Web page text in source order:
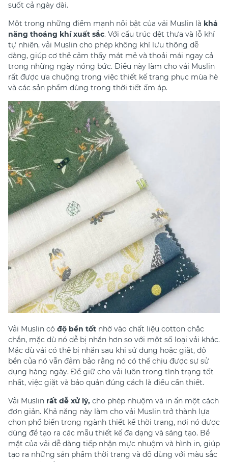
suốt cả ngày dài.
Một trong những điểm mạnh nổi bật của vải Muslin là khả
năng thoáng khí xuất sắc. Với cấu trúc dệt thưa và lỗ khí
tự nhiên, vải Muslin cho phép không khí lưu thông dễ
dàng, giúp cơ thể cảm thấy mát mẻ và thoải mái ngay cả
trong những ngày nóng bức. Điều này làm cho vải Muslin
rất được ưa chuộng trong việc thiết kế trang phục mùa hè
và các sản phẩm dùng trong thời tiết ấm áp.
Vải Muslin có độ bền tốt nhờ vào chất liệu cotton chắc
chắn, mặc dù nó dễ bị nhăn hơn so với một số loại vải khác.
Mặc dù vải có thể bị nhăn sau khi sử dụng hoặc giặt, độ
bền của nó vẫn đảm bảo rằng nó có thể chịu được sự sử
dụng hàng ngày. Để giữ cho vải luôn trong tình trạng tốt
nhất, việc giặt và bảo quản đúng cách là điều cần thiết.
Vải Muslin rất dễ xử lý, cho phép nhuộm và in ấn một cách
đơn giản. Khả năng này làm cho vải Muslin trở thành lựa
chọn phổ biến trong ngành thiết kế thời trang, nơi nó được
dùng để tạo ra các mẫu thiết kế đa dạng và sáng tạo. Bề
mặt của vải dễ dàng tiếp nhận mực nhuộm và hình in, giúp
tạo ra những sản phẩm thời trang và đồ dùng với màu sắc